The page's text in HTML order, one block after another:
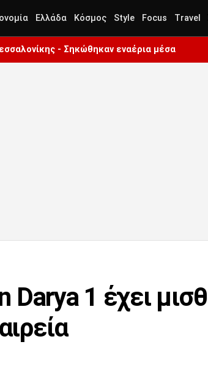
Ελλάδα Κόσμος Style Focus Travel
- Σηκώθηκαν εναέρια μέσα
Darya 1 έχει